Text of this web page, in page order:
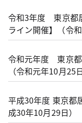
令和3年度 東京都
ライン開催】（令
令和元年度 東京
（令和元年10月25日
平成30年度 東京
成30年10月29日）